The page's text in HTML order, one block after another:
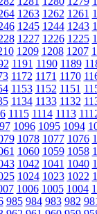
1263 1262 1261
1245 1244 1243
1227 1226 1225
1209 1208 1207
1191 1190 1189
1172 1171 1170
1153 1152 1151
1134 1133 1132
1115 1114 1113
1096 1095 1094
1078 1077 1076
1060 1059 1058
1042 1041 1040
1024 1023 1022
1006 1005 1004
985 984 983 982